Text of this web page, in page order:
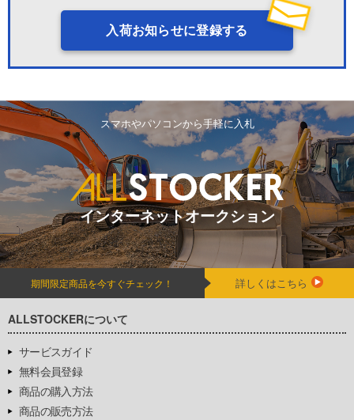
入荷お知らせに登録する
スマホやパソコンから手軽に入札
インターネットオークション
期間限定商品を今すぐチェック！ 詳しくはこちら
ALLSTOCKERについて
サービスガイド
無料会員登録
商品の購入方法
商品の販売方法